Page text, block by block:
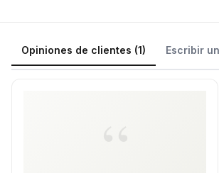
Opiniones de clientes (1) Escribir